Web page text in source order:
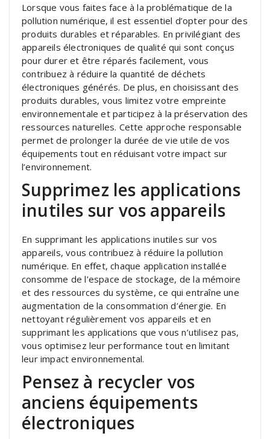
Lorsque vous faites face à la problématique de la
pollution numérique, il est essentiel d’opter pour des
produits durables et réparables. En privilégiant des
appareils électroniques de qualité qui sont conçus
pour durer et être réparés facilement, vous
contribuez à réduire la quantité de déchets
électroniques générés. De plus, en choisissant des
produits durables, vous limitez votre empreinte
environnementale et participez à la préservation des
ressources naturelles. Cette approche responsable
permet de prolonger la durée de vie utile de vos
équipements tout en réduisant votre impact sur
l’environnement.
Supprimez les applications
inutiles sur vos appareils
En supprimant les applications inutiles sur vos
appareils, vous contribuez à réduire la pollution
numérique. En effet, chaque application installée
consomme de l’espace de stockage, de la mémoire
et des ressources du système, ce qui entraîne une
augmentation de la consommation d’énergie. En
nettoyant régulièrement vos appareils et en
supprimant les applications que vous n’utilisez pas,
vous optimisez leur performance tout en limitant
leur impact environnemental.
Pensez à recycler vos
anciens équipements
électroniques